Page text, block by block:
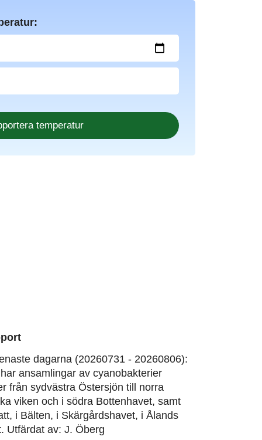
dagarna (20260731 - 20260806):
ansamlingar av cyanobakterier
från sydvästra Östersjön till norra
viken och i södra Bottenhavet, samt
i Bälten, i Skärgårdshavet, i Ålands
Utfärdat av: J. Öberg